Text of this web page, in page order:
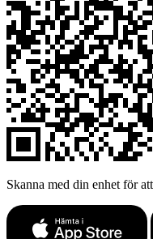
Skanna med din enhet för